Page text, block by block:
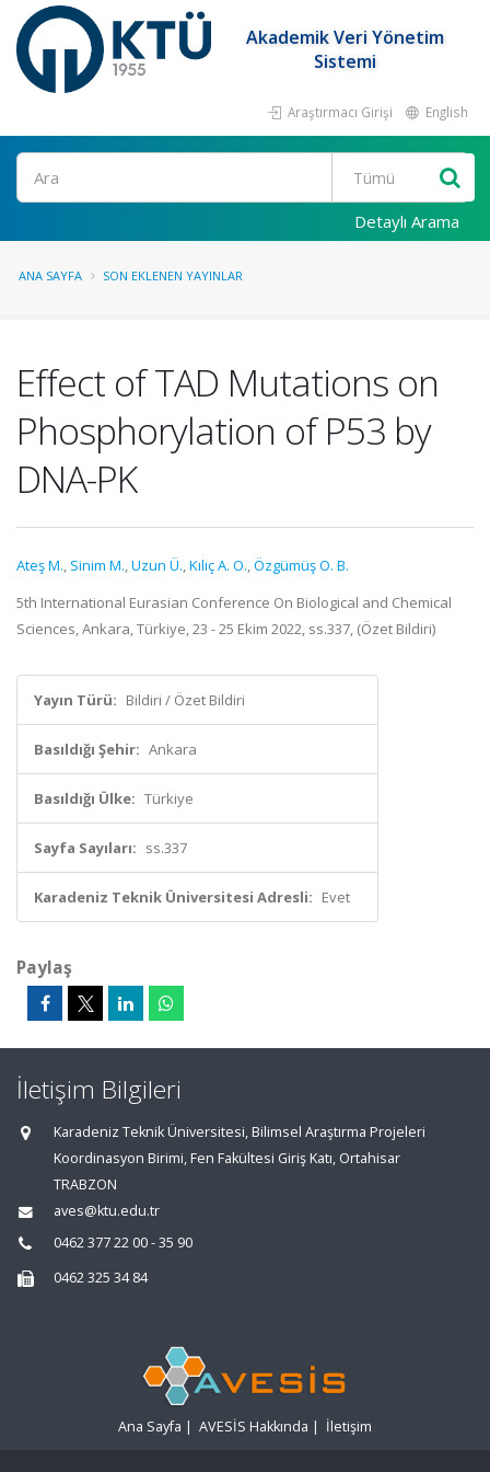
Akademik Veri Yönetim
Sistemi
Araştırmacı Girişi English
Ara
Detaylı Arama
ANA SAYFA SON EKLENEN YAYINLAR
Effect of TAD Mutations on
Phosphorylation of P53 by
DNA-PK
Ateş M., Sinim M.,Uzun Ü.,Kılıç A. O.,Özgümüş O. B.
5th International Eurasian Conference On Biological and Chemical
Sciences, Ankara, Türkiye, 23 - 25 Ekim 2022, ss.337, (Özet Bildiri)
Yayın Türü: Bildiri / Özet Bildiri
Basıldığı Şehir: Ankara
Basıldığı Ülke: Türkiye
Sayfa Sayıları: ss.337
Karadeniz Teknik Üniversitesi Adresli: Evet
Paylaş
İletişim Bilgileri
Karadeniz Teknik Üniversitesi, Bilimsel Araştırma Projeleri
Koordinasyon Birimi, Fen Fakültesi Giriş Katı, Ortahisar
TRABZON
aves@ktu.edu.tr
0462 377 22 00 - 35 90
0462 325 34 84
Ana Sayfa | AVESİS Hakkında | İletişim